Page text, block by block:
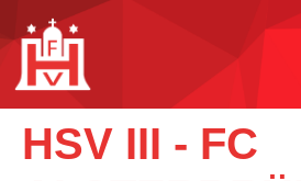
HSV III - FC